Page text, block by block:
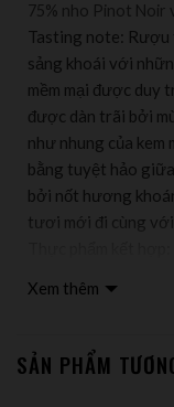
75% nho Pinot Noir
Tasting note: Rượu
sảng khoái với
mềm mại được duy
được dàn trãi bởi
như nhung của kem
bằng tuyệt hảo
bởi nốt hương
tươi mới đi cùng
bật. Rượu đầy
Nhà sản xuất: Louis
Vùng sản xuất:
Xem thêm
SẢN PHẨM